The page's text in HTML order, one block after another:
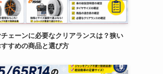
ェーンに必要なクリアランスは？狭い
すめの商品と選び方